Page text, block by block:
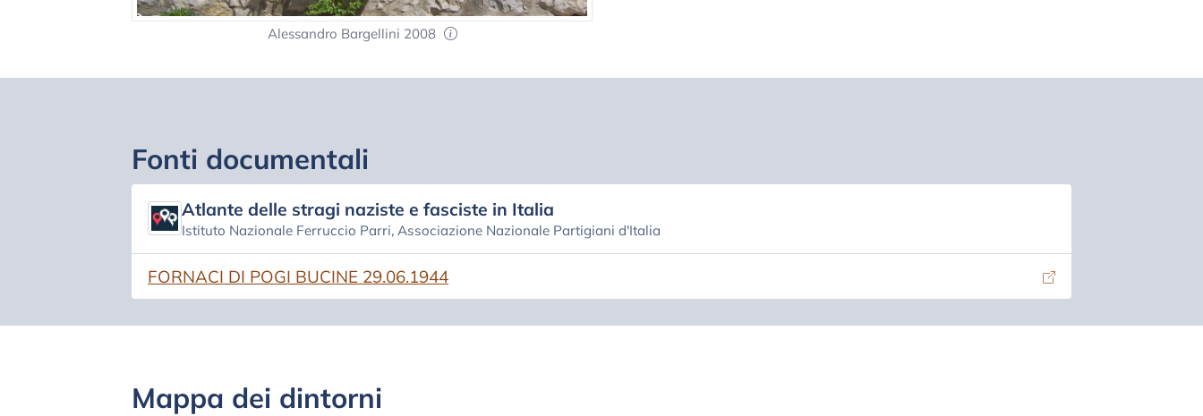
Alessandro Bargellini 2008
Fonti documentali
Atlante delle stragi naziste e fasciste in Italia
Istituto Nazionale Ferruccio Parri, Associazione Nazionale Partigiani d'Italia
FORNACI DI POGI BUCINE 29.06.1944
(si apre in una nuova scheda)
Mappa dei dintorni